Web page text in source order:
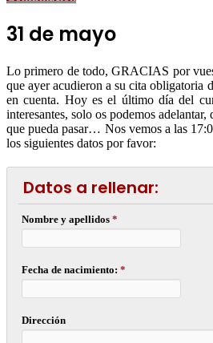
31 de mayo
Lo primero de todo, GRACIAS por
que ayer acudieron a su cita obligatoria
en cuenta. Hoy es el último día del
interesantes, solo os podemos
que pueda pasar… Nos vemos a las
los siguientes datos por favor:
Datos a rellenar:
Nombre y apellidos*
Fecha de nacimiento:*
Dirección